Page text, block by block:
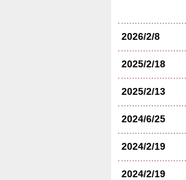
2026/2/8
2025/2/18
2025/2/13
2024/6/25
2024/2/19
2024/2/19